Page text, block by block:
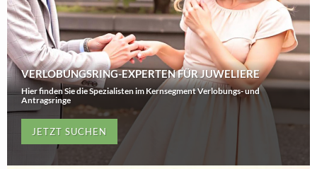
VERLOBUNGSRING-EXPERTEN FÜR JUWELIERE
Hier finden Sie die Spezialisten im Kernsegment Verlobungs- und
Antragsringe
JETZT SUCHEN